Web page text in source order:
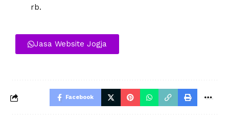
rb.
Jasa Website Jogja
Facebook